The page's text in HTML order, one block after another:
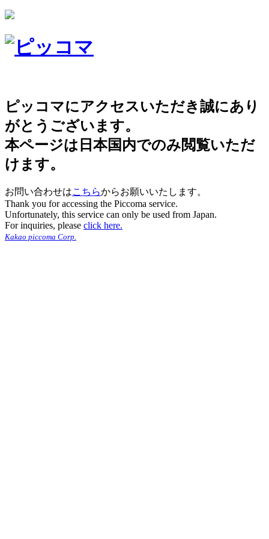
ピッコマにアクセスいただき誠にあり
がとうございます。
本ページは日本国内でのみ閲覧いただ
けます。
お問い合わせはこちらからお願いいたします。
Thank you for accessing the Piccoma service.
Unfortunately, this service can only be used from Japan.
For inquiries, please click here.
Kakao piccoma Corp.